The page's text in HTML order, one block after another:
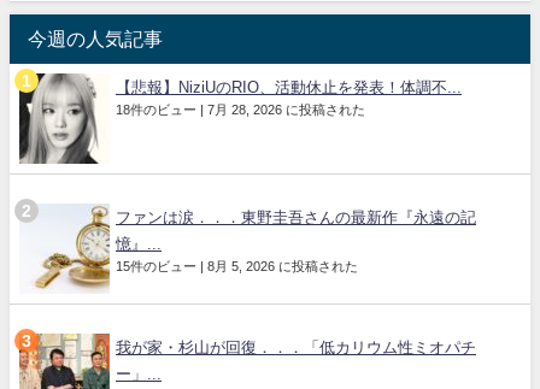
今週の人気記事
【悲報】NiziUのRIO、活動休止を発表！体調不...
18件のビュー | 7月 28, 2026 に投稿された
ファンは涙．．．東野圭吾さんの最新作『永遠の記
憶』...
15件のビュー | 8月 5, 2026 に投稿された
我が家・杉山が回復．．．「低カリウム性ミオパチ
ー」...